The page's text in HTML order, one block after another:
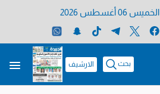
الخميس 06 أغسطس 2026
بحث الارشيف